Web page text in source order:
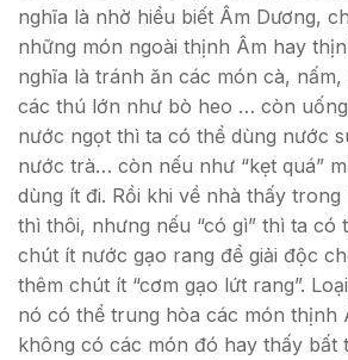
nghĩa là nhờ hiểu biết Âm Dương,
những món ngoài thịnh Âm hay
nghĩa là tránh ăn các món cà,
các thú lớn như bò heo … còn
nước ngọt thì ta có thể dùng nước
nước trà… còn nếu như “kẹt quá”
dùng ít đi. Rồi khi về nhà thấy
thì thôi, nhưng nếu “có gì” thì ta có
chút ít nước gạo rang để giải độc
thêm chút ít “cơm gạo lứt rang”.
nó có thể trung hòa các món thịnh
không có các món đó hay thấy bất